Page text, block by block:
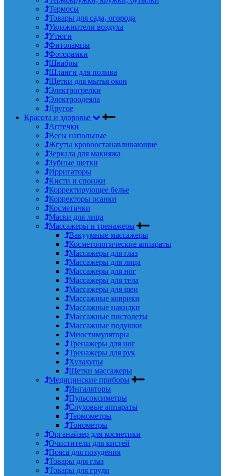
Термосы
Товары для сада, огорода
Увлажнители воздуха
Утюги
Фитолампы
Фоторамки
Швабры
Шланги для полива
Щетки для мытья окон
Электрогрелки
Электроодеяла
Другое
Красота и здоровье
Аптечки
Весы напольные
Жгуты кровоостанавливающие
Зеркала для макияжа
Зубные щетки
Ирригаторы
Кисти и спонжи
Корректирующее белье
Корректоры осанки
Косметички
Маски для лица
Массажеры и тренажеры
Вакуумные массажеры
Косметологические аппараты
Массажеры для глаз
Массажеры для лица
Массажеры для ног
Массажеры для тела
Массажеры для шеи
Массажные коврики
Массажные накидки
Массажные пистолеты
Массажные подушки
Миостимуляторы
Тренажеры для ног
Тренажеры для рук
Хулахупы
Щетки массажеры
Медицинские приборы
Ингаляторы
Пульсоксиметры
Слуховые аппараты
Термометры
Тонометры
Органайзер для косметики
Очистители для кистей
Пояса для похудения
Товары для глаз
Товары для груди